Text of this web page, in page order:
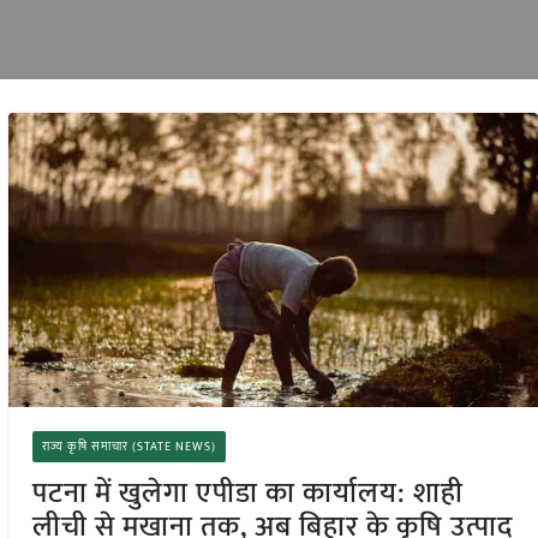
राज्य कृषि समाचार (STATE NEWS)
पटना में खुलेगा एपीडा का कार्यालय: शाही
लीची से मखाना तक, अब बिहार के कृषि उत्पाद